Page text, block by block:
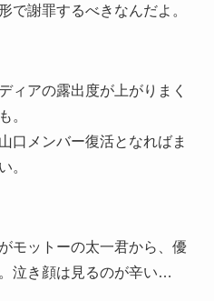
で謝罪するべきなんだよ。
ィアの露出度が上がりまく
。
口メンバー復活となればま
。
モットーの太一君から、優
泣き顔は見るのが辛い…